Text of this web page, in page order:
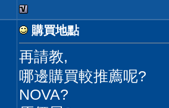
購買地點
再請教,
哪邊購買較推薦呢?
NOVA?